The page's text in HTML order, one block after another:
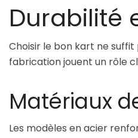
Durabilité
Choisir le bon kart ne suffit
fabrication jouent un rôle
Matériaux
Les modèles en acier